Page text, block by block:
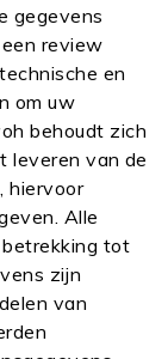
gegevens
review
en
om uw
behoudt zich
leveren van de
hiervoor
Alle
tot
zijn
van